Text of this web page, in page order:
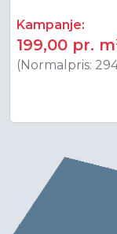
Kampanje:
199,00 pr.
(Normalpris: